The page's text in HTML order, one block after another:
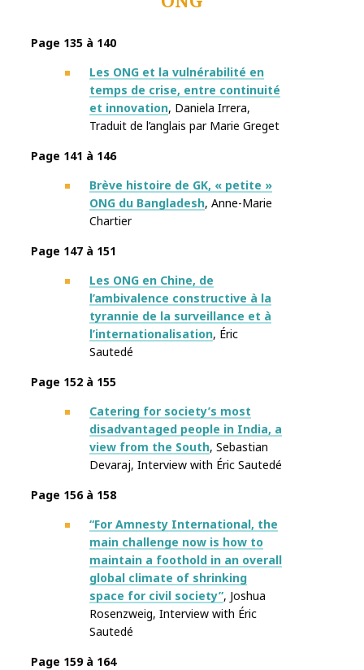
Page 135 à 140
Les ONG et la vulnérabilité en
temps de crise, entre continuité
et innovation, Daniela Irrera,
Traduit de l’anglais par Marie Greget
Page 141 à 146
Brève histoire de GK, « petite »
ONG du Bangladesh, Anne-Marie
Chartier
Page 147 à 151
Les ONG en Chine, de
l’ambivalence constructive à la
tyrannie de la surveillance et à
l’internationalisation, Éric
Sautedé
Page 152 à 155
Catering for society’s most
disadvantaged people in India, a
view from the South, Sebastian
Devaraj, Interview with Éric Sautedé
Page 156 à 158
“For Amnesty International, the
main challenge now is how to
maintain a foothold in an overall
global climate of shrinking
space for civil society”, Joshua
Rosenzweig, Interview with Éric
Sautedé
Page 159 à 164